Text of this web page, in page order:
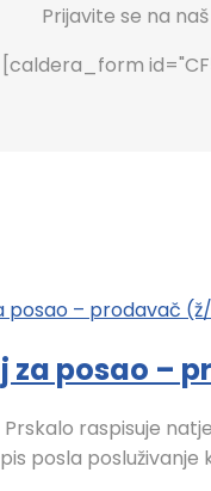
Prijavite se na
[caldera_form
za posao –
raspisuje
posla